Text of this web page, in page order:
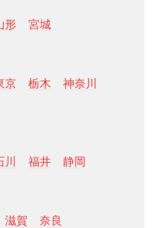
形 宮城
京 栃木
神奈川
川 福井 静岡
滋賀 奈良